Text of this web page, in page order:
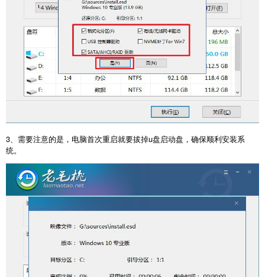
3 、需要注意的是，电脑首次重启就要拔掉u盘启动盘，确保顺利安装系
统。